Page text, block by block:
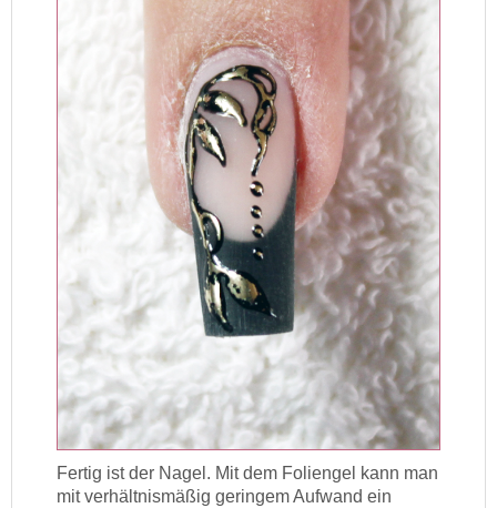
Fertig ist der Nagel. Mit dem Foliengel kann man
mit verhältnismäßig geringem Aufwand ein